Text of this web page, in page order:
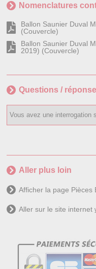
Nomenclatures
Ballon Saunier Duval
(Couvercle)
Ballon Saunier Duval
2019) (Couvercle)
Questions /
Aller plus loin
Afficher la page Pièces
Aller sur le site internet